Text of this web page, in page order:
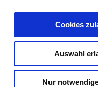
Cookies
Auswahl
Nur
uns